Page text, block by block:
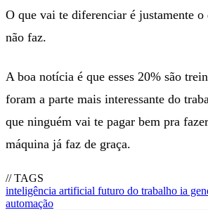
O que vai te diferenciar é justamente o
não faz.
A boa notícia é que esses 20% são
foram a parte mais interessante do
que ninguém vai te pagar bem pra
máquina já faz de graça.
// TAGS
inteligência artificial futuro do trabalho ia
automação